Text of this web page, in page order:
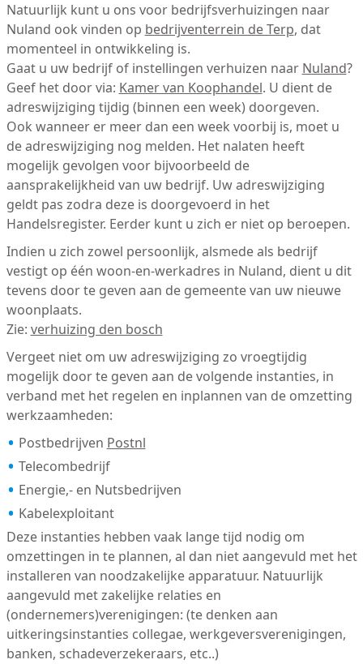
Natuurlijk kunt u ons voor bedrijfsverhuizingen naar
Nuland ook vinden op bedrijventerrein de Terp, dat
momenteel in ontwikkeling is.
Gaat u uw bedrijf of instellingen verhuizen naar Nuland?
Geef het door via: Kamer van Koophandel. U dient de
adreswijziging tijdig (binnen een week) doorgeven.
Ook wanneer er meer dan een week voorbij is, moet u
de adreswijziging nog melden. Het nalaten heeft
mogelijk gevolgen voor bijvoorbeeld de
aansprakelijkheid van uw bedrijf. Uw adreswijziging
geldt pas zodra deze is doorgevoerd in het
Handelsregister. Eerder kunt u zich er niet op beroepen.
Indien u zich zowel persoonlijk, alsmede als bedrijf
vestigt op één woon-en-werkadres in Nuland, dient u dit
tevens door te geven aan de gemeente van uw nieuwe
woonplaats.
Zie: verhuizing den bosch
Vergeet niet om uw adreswijziging zo vroegtijdig
mogelijk door te geven aan de volgende instanties, in
verband met het regelen en inplannen van de omzetting
werkzaamheden:
Postbedrijven Postnl
Telecombedrijf
Energie,- en Nutsbedrijven
Kabelexploitant
Deze instanties hebben vaak lange tijd nodig om
omzettingen in te plannen, al dan niet aangevuld met het
installeren van noodzakelijke apparatuur. Natuurlijk
aangevuld met zakelijke relaties en
(ondernemers)verenigingen: (te denken aan
uitkeringsinstanties collegae, werkgeversverenigingen,
banken, schadeverzekeraars, etc..)